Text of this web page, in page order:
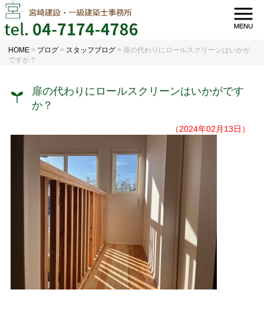
HOME > ブログ > スタッフブログ > 扉の代わりにロールスクリーンはいかが
ですか？
扉の代わりにロールスクリーンはいかがです
か？
（2024年02月13日）